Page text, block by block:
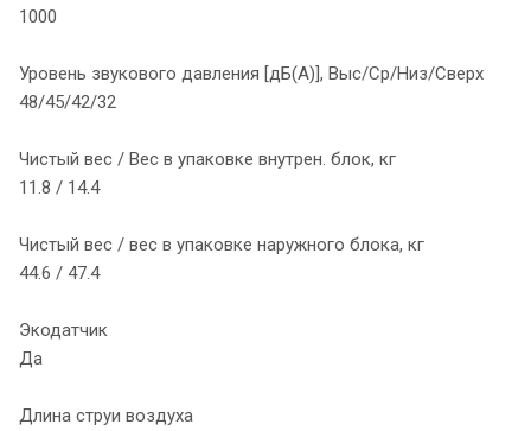
1000
Уровень звукового давления [дБ(А)], Выс/Ср/Низ/Сверх
48/45/42/32
Чистый вес / Вес в упаковке внутрен. блок, кг
11.8 / 14.4
Чистый вес / вес в упаковке наружного блока, кг
44.6 / 47.4
Экодатчик
Да
Длина струи воздуха